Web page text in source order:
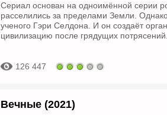
Сериал основан на одноимённой серии
расселились за пределами Земли.
ученого Гэри Селдона. И он создаёт
цивилизацию после грядущих потрясений.
126 447
Вечные (2021)